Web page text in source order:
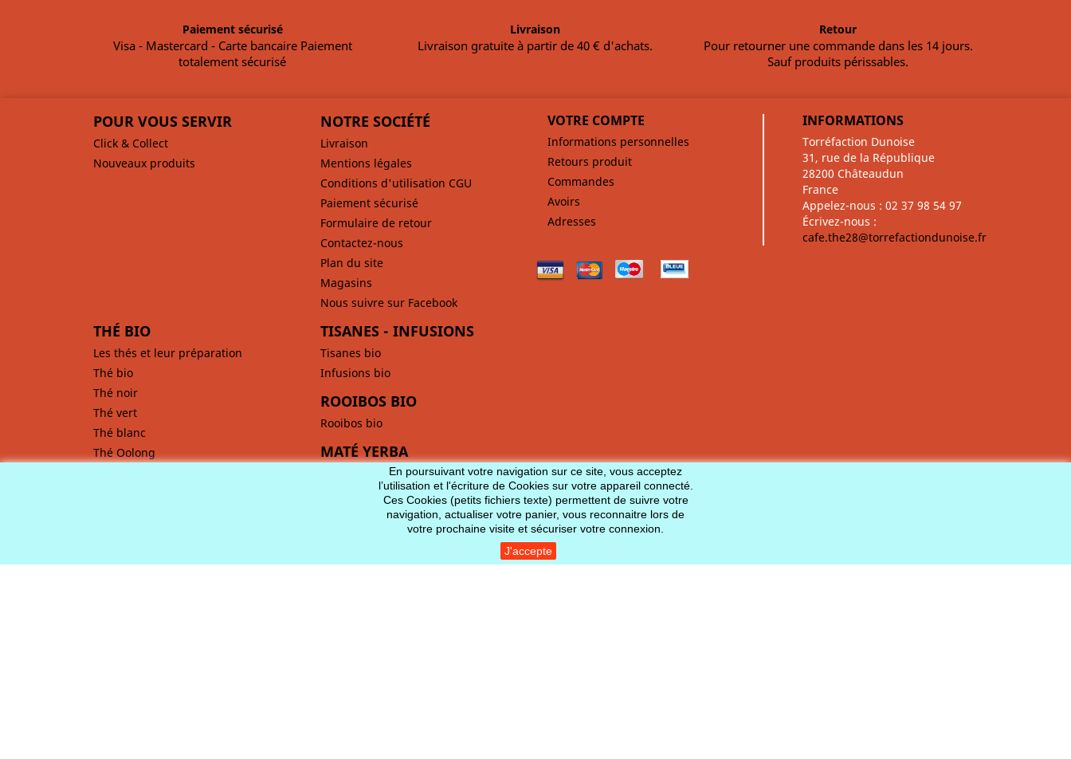
Paiement sécurisé
Visa - Mastercard - Carte bancaire Paiement
totalement sécurisé
Livraison
Livraison gratuite à partir de 40 € d'achats.
Retour
Pour retourner une commande dans les 14 jours.
Sauf produits périssables.
POUR VOUS SERVIR
Click & Collect
Nouveaux produits
NOTRE SOCIÉTÉ
Livraison
Mentions légales
Conditions d'utilisation CGU
Paiement sécurisé
Formulaire de retour
Contactez-nous
Plan du site
Magasins
Nous suivre sur Facebook
THÉ BIO
Les thés et leur préparation
Thé bio
Thé noir
Thé vert
Thé blanc
Thé Oolong
TISANES - INFUSIONS
Tisanes bio
Infusions bio
ROOIBOS BIO
Rooibos bio
MATÉ YERBA
VOTRE COMPTE
Informations personnelles
Retours produit
Commandes
Avoirs
Adresses
INFORMATIONS
Torréfaction Dunoise
31, rue de la République
28200 Châteaudun
France
Appelez-nous : 02 37 98 54 97
Écrivez-nous :
cafe.the28@torrefactiondunoise.fr
En poursuivant votre navigation sur ce site, vous acceptez
l’utilisation et l'écriture de Cookies sur votre appareil connecté.
Ces Cookies (petits fichiers texte) permettent de suivre votre
navigation, actualiser votre panier, vous reconnaitre lors de
votre prochaine visite et sécuriser votre connexion.
J'accepte